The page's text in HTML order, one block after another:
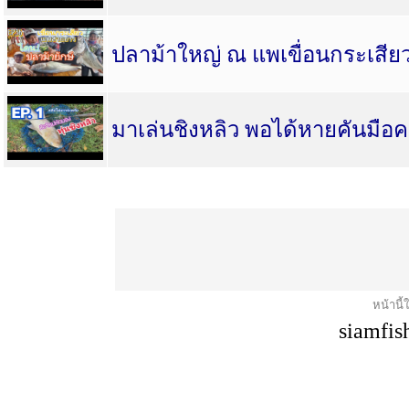
ปลาม้าใหญ่ ณ แพเขื่อนกระเสีย
มาเล่นชิงหลิว พอได้หายคันมือ
หน้านี้ใ